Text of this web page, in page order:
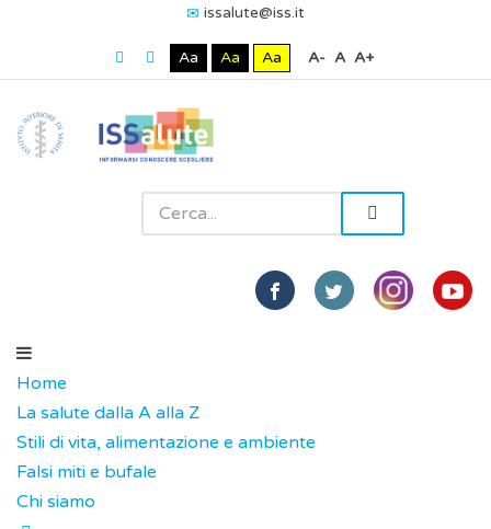
issalute@iss.it
Aa Aa Aa A- A A+
Home
La salute dalla A alla Z
Stili di vita, alimentazione e ambiente
Falsi miti e bufale
Chi siamo